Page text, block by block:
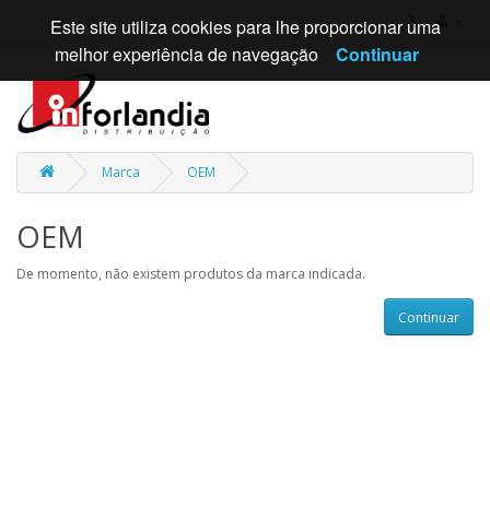
Marca OEM
OEM
De momento, não existem produtos da marca indicada.
Continuar
Este site utiliza cookies para lhe proporcionar uma
melhor experiência de navegação
Continuar